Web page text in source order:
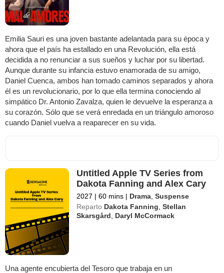
Emilia Sauri es una joven bastante adelantada para su época y
ahora que el país ha estallado en una Revolución, ella está
decidida a no renunciar a sus sueños y luchar por su libertad.
Aunque durante su infancia estuvo enamorada de su amigo,
Daniel Cuenca, ambos han tomado caminos separados y ahora
él es un revolucionario, por lo que ella termina conociendo al
simpático Dr. Antonio Zavalza, quien le devuelve la esperanza a
su corazón. Sólo que se verá enredada en un triángulo amoroso
cuando Daniel vuelva a reaparecer en su vida.
Untitled Apple TV Series from
Dakota Fanning and Alex Cary
2027 | 60 mins | Drama ,Suspense
Reparto Dakota Fanning ,Stellan
Skarsgård
Daryl McCormack
Una agente encubierta del Tesoro que trabaja en un